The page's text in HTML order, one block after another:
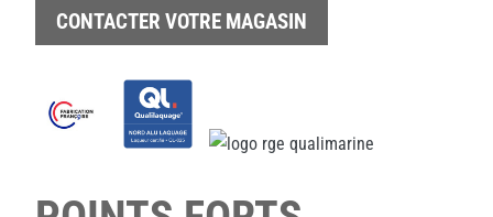
CONTACTER VOTRE MAGASIN